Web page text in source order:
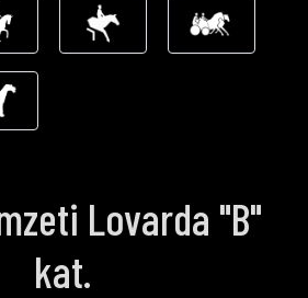
Lovarda "B"
kat.